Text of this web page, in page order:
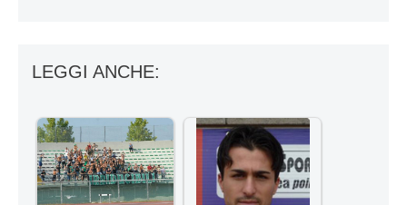
LEGGI ANCHE: